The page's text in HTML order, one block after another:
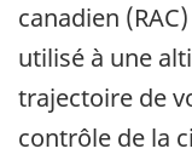
canadien
utilisé à une
trajectoire de
contrôle de la